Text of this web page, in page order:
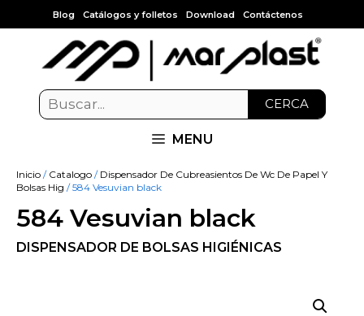
Blog Catálogos y folletos Download Contáctenos
CERCA
MENU
Inicio / Catalogo / Dispensador De Cubreasientos De Wc De Papel Y
Bolsas Hig / 584 Vesuvian black
584 Vesuvian black
DISPENSADOR DE BOLSAS HIGIÉNICAS